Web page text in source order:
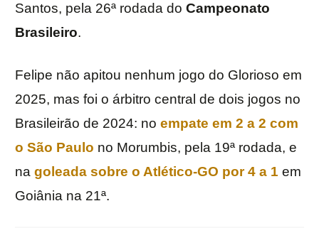
Santos, pela 26ª rodada do Campeonato
Brasileiro.
Felipe não apitou nenhum jogo do Glorioso em
2025, mas foi o árbitro central de dois jogos no
Brasileirão de 2024: no empate em 2 a 2 com
o São Paulo no Morumbis, pela 19ª rodada, e
na goleada sobre o Atlético-GO por 4 a 1 em
Goiânia na 21ª.